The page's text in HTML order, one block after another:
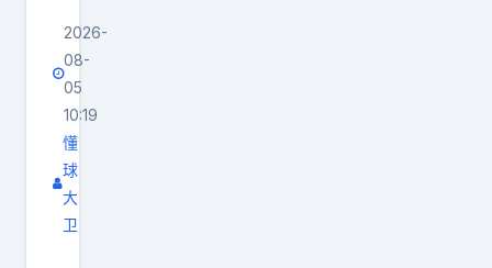
5
亿
，
我
不
在
湖
人
完
成
两
连
冠
希
望
他
降
薪
续
约
2026-
08-
05
10:19
懂
球
大
卫